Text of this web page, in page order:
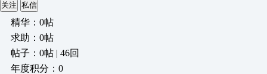
关注 私信
精华：0帖
求助：0帖
帖子：0帖 | 46回
年度积分：0